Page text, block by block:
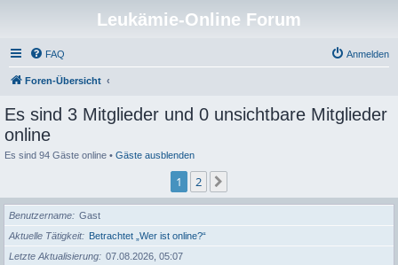
Leukämie-Online Forum
FAQ Anmelden
Foren-Übersicht
Es sind 3 Mitglieder und 0 unsichtbare Mitglieder
online
Es sind 94 Gäste online • Gäste ausblenden
1 2
Benutzername
Gast
Aktuelle Tätigkeit
Betrachtet „Wer ist online?“
Letzte Aktualisierung
07.08.2026, 05:07